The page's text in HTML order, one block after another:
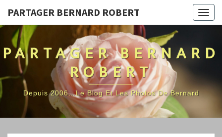
PARTAGER BERNARD ROBERT
PARTAGER BERNARD
ROBERT
Depuis 2006…Le Blog Et Les Photos De Bernard